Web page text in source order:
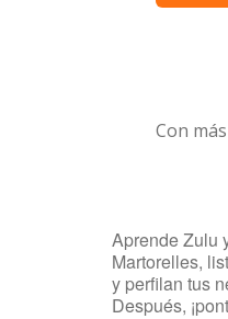
Con
Aprende Zulu
Martorelles,
y perfilan tus
Después,